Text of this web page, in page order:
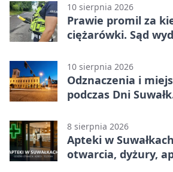
10 sierpnia 2026
Prawie promil za
ciężarówki. Sąd
10 sierpnia 2026
Odznaczenia i
podczas Dni
8 sierpnia 2026
Apteki w
otwarcia, dyżury,